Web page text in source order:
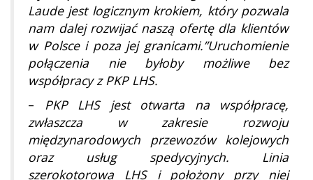
Laude jest logicznym krokiem, który pozwala
nam dalej rozwijać naszą ofertę dla klientów
w Polsce i poza jej granicami.”Uruchomienie
połączenia nie byłoby możliwe bez
współpracy z PKP LHS.
– PKP LHS jest otwarta na współpracę,
zwłaszcza w zakresie rozwoju
międzynarodowych przewozów kolejowych
oraz usług spedycyjnych. Linia
szerokotorowa LHS i położony przy niej